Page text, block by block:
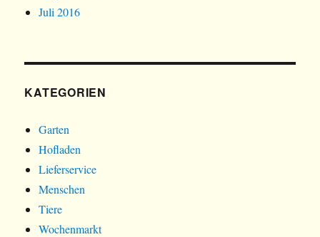
Juli 2016
KATEGORIEN
Garten
Hofladen
Lieferservice
Menschen
Tiere
Wochenmarkt